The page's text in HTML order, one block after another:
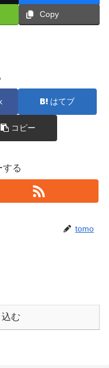
Copy
はてブ
コピー
する
tomo
む